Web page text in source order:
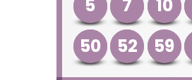
5 7 10
50
52 59